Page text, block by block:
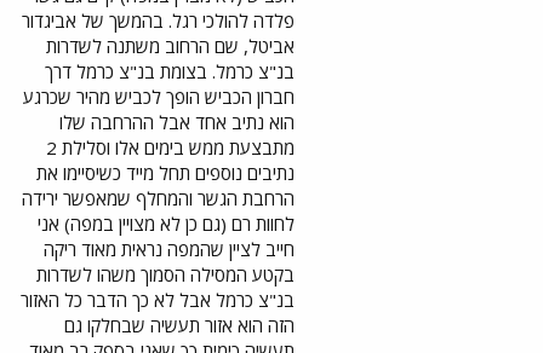
פלדה להולכי רגל. בהמשך של אביגדור
אביטל, שם הרחוב משתנה לשדרות
בנ"צ כרמל. בצומת בנ"צ כרמל דרך
חברון הכביש הופך לכביש מהיר שכרגע
הוא נתיב אחד אבל ההרחבה שלו
מתבצעת ממש בימים אלו וסלילת 2
נתיבים נוספים תחל מייד כשיסיימו את
הרחבת הגשר והמחלף שמאפשר ירידה
לחוות רם (גם כן לא מצויין במפה) אני
חייב לציין שהמפה נראית מאוד ריקה
בקטע המסילה הסמוך משהו לשדרות
בנ"צ כרמל אבל לא כך הדבר כל האזור
הזה הוא אזור תעשיה שבחלקו גם